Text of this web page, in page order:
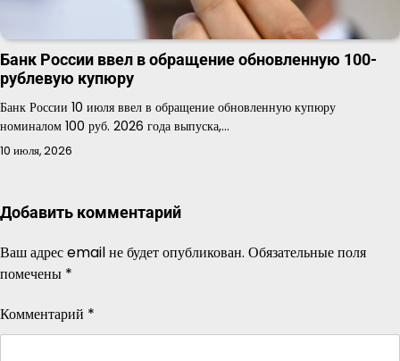
Банк России ввел в обращение обновленную 100-
рублевую купюру
Банк России 10 июля ввел в обращение обновленную купюру
номиналом 100 руб. 2026 года выпуска,…
10 июля, 2026
Добавить комментарий
Ваш адрес email не будет опубликован. Обязательные поля
помечены *
Комментарий *